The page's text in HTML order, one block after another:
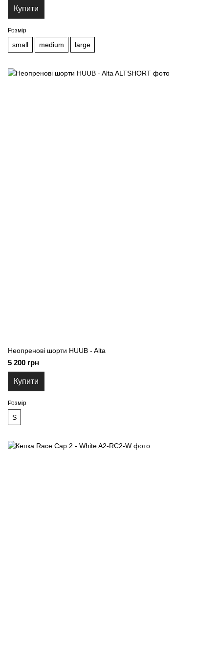
Купити
Розмір
small medium large
Неопреновi шорти HUUB - Alta
5 200 грн
Купити
Розмір
S